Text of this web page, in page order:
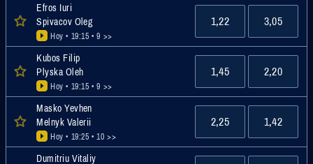
Efros Iuri
Spivacov Oleg
Hoy • 19:15 • 9 >>
1,22 3,05
Kubos Filip
Plyska Oleh
Hoy • 19:15 • 9 >>
1,45 2,20
Masko Yevhen
Melnyk Valerii
Hoy • 19:25 • 10 >>
2,25 1,42
Dumitriu Vitaliy